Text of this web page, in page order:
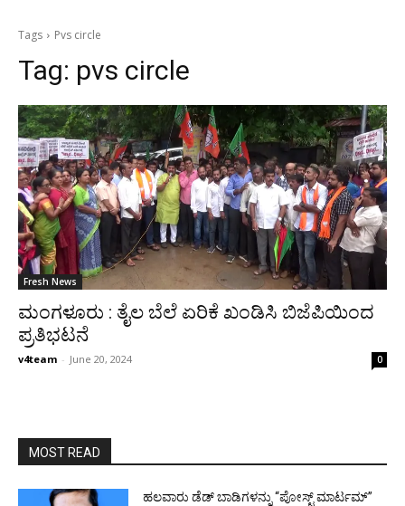
Tags Pvs circle
Tag: pvs circle
Fresh News
ಮಂಗಳೂರು : ತೈಲ ಬೆಲೆ ಏರಿಕೆ ಖಂಡಿಸಿ ಬಿಜೆಪಿಯಿಂದ
ಪ್ರತಿಭಟನೆ
v4team - June 20, 2024 0
MOST READ
ಹಲವಾರು ಡೆಡ್ ಬಾಡಿಗಳನ್ನು “ಪೋಸ್ಟ್ ಮಾರ್ಟಮ್”